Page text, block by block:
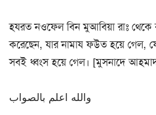
হযরত নওফেল বিন মুআবিয়া রাঃ থেকে
করেছেন, যার নামায ফউত হয়ে গেল,
সবই ধ্বংস হয়ে গেল। [মুসনাদে
والله اعلم بالصواب